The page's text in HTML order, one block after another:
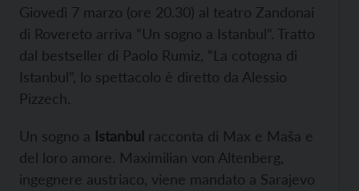
Giovedì 7 marzo (ore 20.30) al teatro Zandonai
di Rovereto arriva “Un sogno a Istanbul”. Tratto
dal bestseller di Paolo Rumiz, “La cotogna di
Istanbul”, lo spettacolo è diretto da Alessio
Pizzech.
Un sogno a Istanbul racconta di Max e Maša e
del loro amore. Maximilian von Altenberg,
ingegnere austriaco, viene mandato a Sarajevo